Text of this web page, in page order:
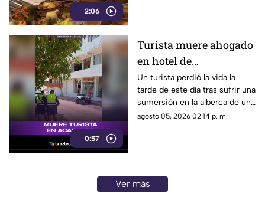
2:06
0:57
Turista muere ahogado
en hotel de
fraccionamiento Las
Playas en Acapulco
Un turista perdió la vida la
tarde de este día tras sufrir una
sumersión en la alberca de un
hospedaje ubicado sobre la
agosto 05, 2026 02:14 p. m.
Ver más